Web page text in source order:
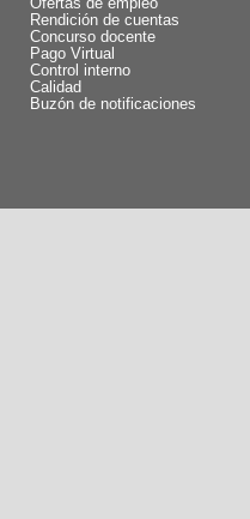
Ofertas de empleo
Rendición de cuentas
Concurso docente
Pago Virtual
Control interno
Calidad
Buzón de notificaciones